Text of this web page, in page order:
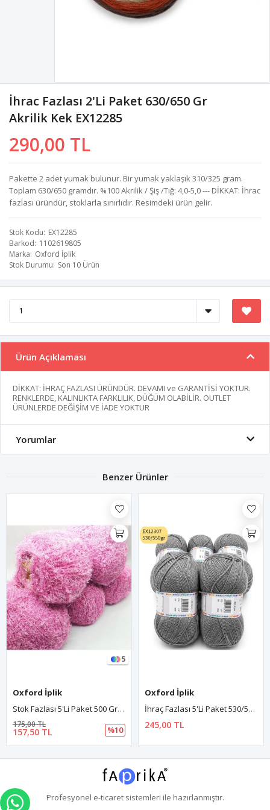
İhrac Fazlası 2'li Paket 630/650 Gr
Akrilik Kek EX12285
290,00 TL
Pakette 2 adet yumak bulunur. Bir yumak yaklaşık 310/325 gram.
Toplam 630/650 gramdır. %100 Akrilik / Şiş /Tığ: 4,0-5,0 --- DİKKAT: İhrac
fazlası üründür, stoklarla sınırlıdır. Resimdeki ürün gelir.
Stok Kodu EX12285
Barkod 1102619805
Marka Oxford İplik
Stok Durumu Son 10 Ürün
Ürün Açıklaması
DİKKAT: İHRAÇ FAZLASI ÜRÜNDÜR. DEVAMI ve GARANTİSİ YOKTUR.
RENKLERDE, KALINLIKTA FARKLILIK, DÜĞÜM OLABİLİR. OUTLET
ÜRÜNLERDE DEĞİŞİM VE İADE YOKTUR
Yorumlar
Benzer Ürünler
5
Oxford İplik
Stok Fazlası 5'li Paket 500 Gr Ev Tekstili İpi Pıtırcık Pembe 705
157,50 TL
175,00 TL
%10
Oxford İplik
İhraç Fazlası 5'li Paket 530/550 Gr Akrilik Gri EX12307
245,00 TL
Profesyonel e-ticaretsistemleri ile hazırlanmıştır.
WHATSAPP İLE SİPARİŞ VER